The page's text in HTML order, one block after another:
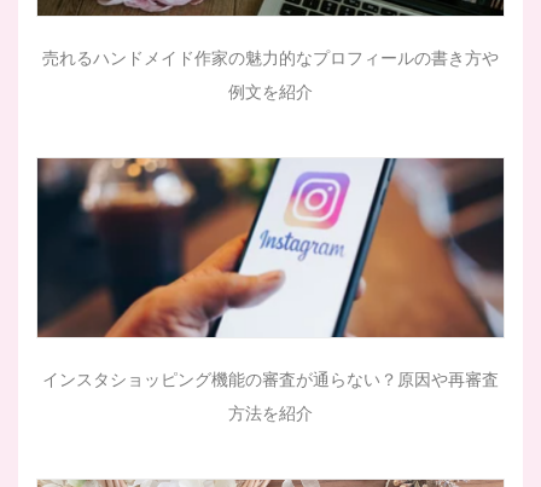
売れるハンドメイド作家の魅力的なプロフィールの書き方や
例文を紹介
インスタショッピング機能の審査が通らない？原因や再審査
方法を紹介